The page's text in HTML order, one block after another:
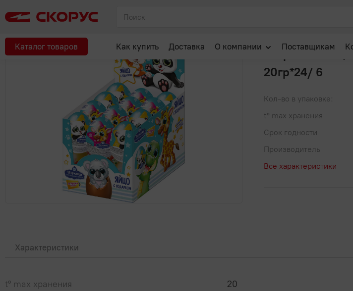
Каталог товаров Как купить Доставка О компании
Популярные вопросы
Поставщикам
Главная Сладости Шоколад и батончики
Рекомендуем
Зверюшки Яйцо
20гр*24/ 6
Кол-во в упаковке:
t° max хранения
Срок годности
Производитель
Все характеристики
Характеристики
t° max хранения
20